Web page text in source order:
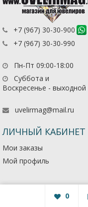
+7 (967) 30-30-900
+7 (967) 30-30-990
Пн-Пт 09:00-18:00
Суббота и
Воскресенье - выходной
uvelirmag@mail.ru
ЛИЧНЫЙ КАБИНЕТ
Мои заказы
Мой профиль
0